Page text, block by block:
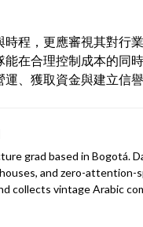
程，更應審視其對行
在合理控制成本的同
、獲取資金與建立信譽
grad based in Bogotá.
and zero-attention-
collects vintage Arabic